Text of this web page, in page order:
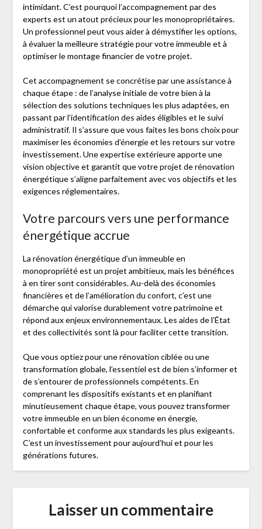
intimidant. C’est pourquoi l’accompagnement par des
experts est un atout précieux pour les monopropriétaires.
Un professionnel peut vous aider à démystifier les options,
à évaluer la meilleure stratégie pour votre immeuble et à
optimiser le montage financier de votre projet.
Cet accompagnement se concrétise par une assistance à
chaque étape : de l’analyse initiale de votre bien à la
sélection des solutions techniques les plus adaptées, en
passant par l’identification des aides éligibles et le suivi
administratif. Il s’assure que vous faites les bons choix pour
maximiser les économies d’énergie et les retours sur votre
investissement. Une expertise extérieure apporte une
vision objective et garantit que votre projet de rénovation
énergétique s’aligne parfaitement avec vos objectifs et les
exigences réglementaires.
Votre parcours vers une performance
énergétique accrue
La rénovation énergétique d’un immeuble en
monopropriété est un projet ambitieux, mais les bénéfices
à en tirer sont considérables. Au-delà des économies
financières et de l’amélioration du confort, c’est une
démarche qui valorise durablement votre patrimoine et
répond aux enjeux environnementaux. Les aides de l’État
et des collectivités sont là pour faciliter cette transition.
Que vous optiez pour une rénovation ciblée ou une
transformation globale, l’essentiel est de bien s’informer et
de s’entourer de professionnels compétents. En
comprenant les dispositifs existants et en planifiant
minutieusement chaque étape, vous pouvez transformer
votre immeuble en un bien économe en énergie,
confortable et conforme aux standards les plus exigeants.
C’est un investissement pour aujourd’hui et pour les
générations futures.
Laisser un commentaire